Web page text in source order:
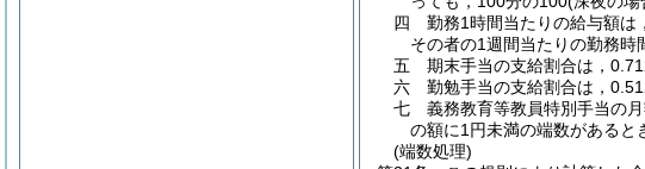
四
勤務1時間当たりの給与額は
その者の1週間当たりの勤務時
五
期末手当の支給割合は，
六
勤勉手当の支給割合は，
七
義務教育等教員特別手当の月
の額に1円未満の端数があると
(端数処理)